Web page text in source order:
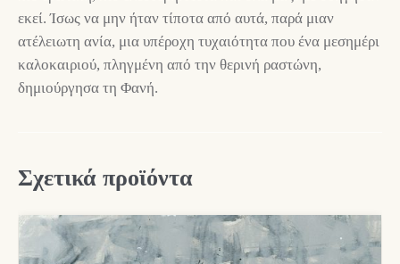
εκεί. Ίσως να μην ήταν τίποτα από αυτά, παρά μιαν
ατέλειωτη ανία, μια υπέροχη τυχαιότητα που ένα μεσημέρι
καλοκαιριού, πληγμένη από την θερινή ραστώνη,
δημιούργησα τη Φανή.
Σχετικά προϊόντα